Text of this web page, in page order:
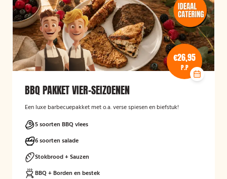
€26,95
P.P
BBQ PAKKET VIER-SEIZOENEN
Een luxe barbecuepakket met o.a. verse spiesen en biefstuk!
5 soorten BBQ vlees
6 soorten salade
Stokbrood + Sauzen
BBQ + Borden en bestek